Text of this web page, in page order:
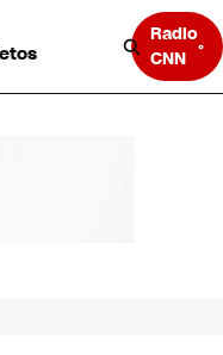
Radio
CNN